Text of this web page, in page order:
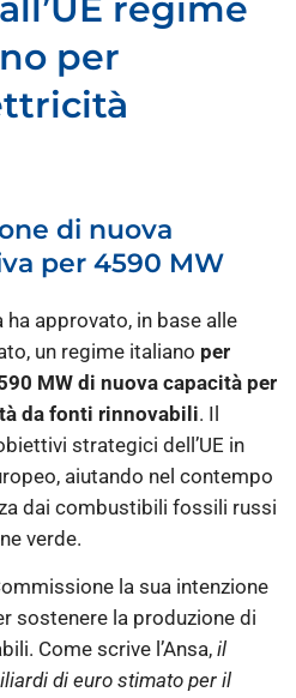
regime
per
di nuova
per 4590 MW
approvato, in base alle
un regime italiano per
MW di nuova capacità per
da fonti rinnovabili. Il
strategici dell’UE in
aiutando nel contempo
dai combustibili fossili russi
verde.
la sua intenzione
sostenere la produzione di
Come scrive l’Ansa, il
di euro stimato per il